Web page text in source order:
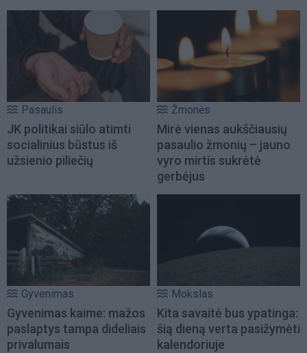
Pasaulis
JK politikai siūlo atimti
socialinius būstus iš
užsienio piliečių
Žmonės
Mirė vienas aukščiausių
pasaulio žmonių – jauno
vyro mirtis sukrėtė
gerbėjus
Gyvenimas
Gyvenimas kaime: mažos
paslaptys tampa dideliais
privalumais
Mokslas
Kita savaitė bus ypatinga:
šią dieną verta pasižymėti
kalendoriuje